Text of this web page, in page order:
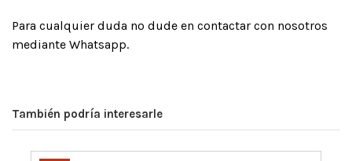
Para cualquier duda no dude en contactar con nosotros
mediante Whatsapp.
También podría interesarle